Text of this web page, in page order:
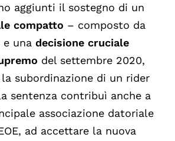
aggiunti il sostegno di un
compatto – composto da
e una decisione cruciale
del settembre 2020,
subordinazione di un rider
sentenza contribuì anche a
associazione datoriale
ad accettare la nuova